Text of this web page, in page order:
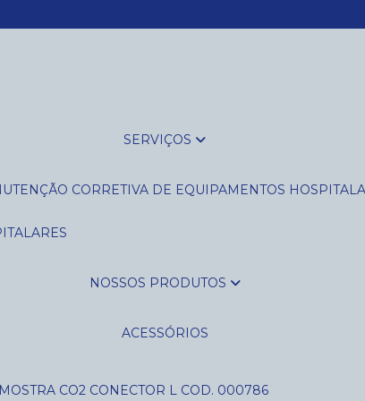
SERVIÇOS
CORRETIVA DE EQUIPAMENTOS
NOSSOS PRODUTOS
ACESSÓRIOS
CO2 CONECTOR L COD. 000786